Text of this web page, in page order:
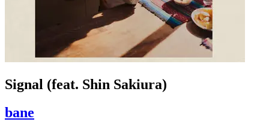
Signal (feat. Shin Sakiura)
bane